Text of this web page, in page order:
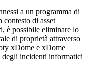
a un programma di
di asset
è possibile eliminare lo
di proprietà attraverso
xDome e xDome
degli incidenti informatici